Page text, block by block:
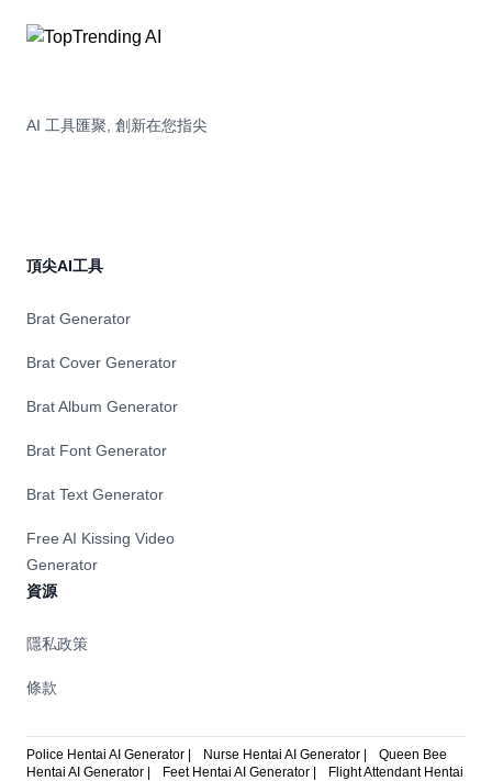
AI 工具匯聚, 創新在您指尖
頂尖AI工具
Brat Generator
Brat Cover Generator
Brat Album Generator
Brat Font Generator
Brat Text Generator
Free AI Kissing Video
Generator
資源
隱私政策
條款
Police Hentai AI Generator | Nurse Hentai AI Generator |
Queen Bee
Hentai AI Generator |
Feet Hentai AI Generator | Flight Attendant Hentai